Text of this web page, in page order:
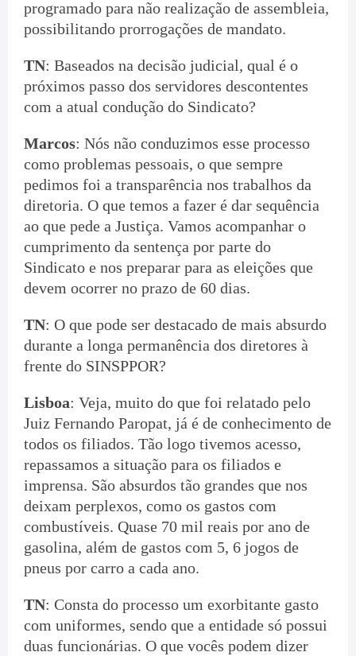
programado para não realização de assembleia,
possibilitando prorrogações de mandato.
TN: Baseados na decisão judicial, qual é o
próximos passo dos servidores descontentes
com a atual condução do Sindicato?
Marcos: Nós não conduzimos esse processo
como problemas pessoais, o que sempre
pedimos foi a transparência nos trabalhos da
diretoria. O que temos a fazer é dar sequência
ao que pede a Justiça. Vamos acompanhar o
cumprimento da sentença por parte do
Sindicato e nos preparar para as eleições que
devem ocorrer no prazo de 60 dias.
TN: O que pode ser destacado de mais absurdo
durante a longa permanência dos diretores à
frente do SINSPPOR?
Lisboa: Veja, muito do que foi relatado pelo
Juiz Fernando Paropat, já é de conhecimento de
todos os filiados. Tão logo tivemos acesso,
repassamos a situação para os filiados e
imprensa. São absurdos tão grandes que nos
deixam perplexos, como os gastos com
combustíveis. Quase 70 mil reais por ano de
gasolina, além de gastos com 5, 6 jogos de
pneus por carro a cada ano.
TN: Consta do processo um exorbitante gasto
com uniformes, sendo que a entidade só possui
duas funcionárias. O que vocês podem dizer